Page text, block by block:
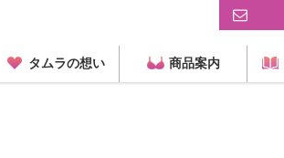
タムラの想い 商品案内